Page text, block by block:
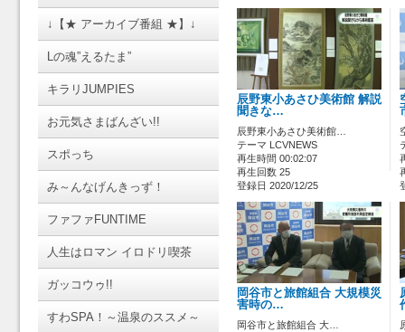
↓【★ アーカイブ番組 ★】↓
Lの魂”えるたま”
キラリJUMPIES
お元気さまばんざい!!
スポっち
み～んなげんきっず！
ファファFUNTIME
人生はロマン イロドリ喫茶
ガッコウゥ!!
すわSPA！～温泉のススメ～
辰野東小あさひ美術館 解説
聞きな…
辰野東小あさひ美術館…
テーマ LCVNEWS
再生時間 00:02:07
再生回数 25
登録日 2020/12/25
岡谷市と旅館組合 大規模災
害時の…
岡谷市と旅館組合 大…